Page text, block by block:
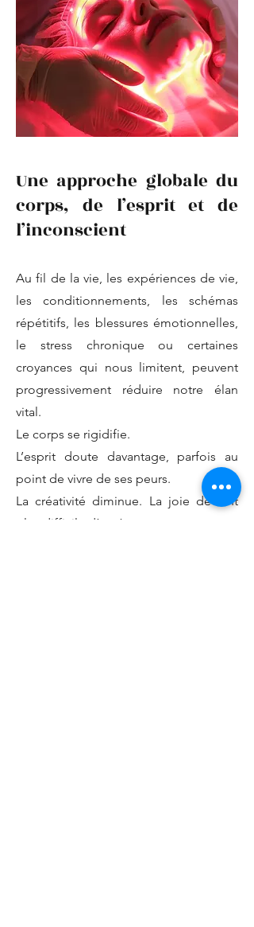
Une approche globale du
corps, de l’esprit et de
l’inconscient
Au fil de la vie, les expériences de vie,
les conditionnements, les schémas
répétitifs, les blessures émotionnelles,
le stress chronique ou certaines
croyances qui nous limitent, peuvent
progressivement réduire notre élan
vital.
Le corps se rigidifie.
L’esprit doute davantage, parfois au
point de vivre de ses peurs.
La créativité diminue. La joie devient
plus difficile d’accès.